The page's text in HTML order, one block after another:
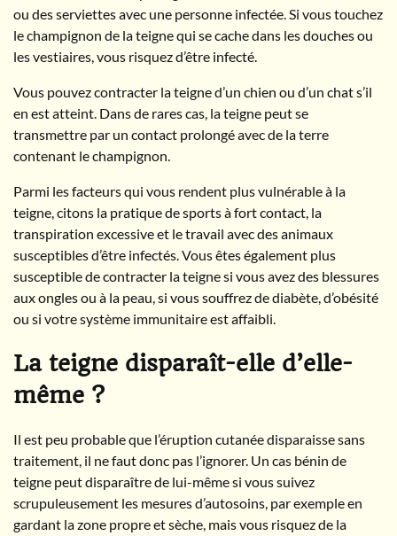
ou des serviettes avec une personne infectée. Si vous touchez
le champignon de la teigne qui se cache dans les douches ou
les vestiaires, vous risquez d’être infecté.
Vous pouvez contracter la teigne d’un chien ou d’un chat s’il
en est atteint. Dans de rares cas, la teigne peut se
transmettre par un contact prolongé avec de la terre
contenant le champignon.
Parmi les facteurs qui vous rendent plus vulnérable à la
teigne, citons la pratique de sports à fort contact, la
transpiration excessive et le travail avec des animaux
susceptibles d’être infectés. Vous êtes également plus
susceptible de contracter la teigne si vous avez des blessures
aux ongles ou à la peau, si vous souffrez de diabète, d’obésité
ou si votre système immunitaire est affaibli.
La teigne disparaît-elle d’elle-
même ?
Il est peu probable que l’éruption cutanée disparaisse sans
traitement, il ne faut donc pas l’ignorer. Un cas bénin de
teigne peut disparaître de lui-même si vous suivez
scrupuleusement les mesures d’autosoins, par exemple en
gardant la zone propre et sèche, mais vous risquez de la